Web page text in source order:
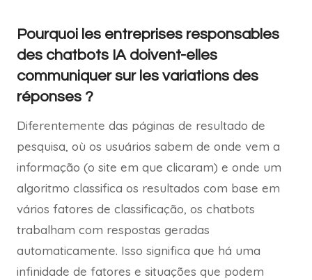
Pourquoi les entreprises responsables
des chatbots IA doivent-elles
communiquer sur les variations des
réponses ?
Diferentemente das páginas de resultado de
pesquisa, où os usuários sabem de onde vem a
informação (o site em que clicaram) e onde um
algoritmo classifica os resultados com base em
vários fatores de classificação, os chatbots
trabalham com respostas geradas
automaticamente. Isso significa que há uma
infinidade de fatores e situações que podem